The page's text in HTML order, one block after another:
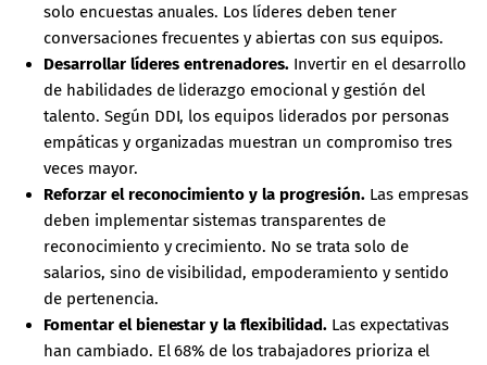
solo encuestas anuales. Los líderes deben tener
conversaciones frecuentes y abiertas con sus equipos.
Desarrollar líderes entrenadores. Invertir en el desarrollo
de habilidades de liderazgo emocional y gestión del
talento. Según DDI, los equipos liderados por personas
empáticas y organizadas muestran un compromiso tres
veces mayor.
Reforzar el reconocimiento y la progresión. Las empresas
deben implementar sistemas transparentes de
reconocimiento y crecimiento. No se trata solo de
salarios, sino de visibilidad, empoderamiento y sentido
de pertenencia.
Fomentar el bienestar y la flexibilidad.Las expectativas
han cambiado. El 68% de los trabajadores prioriza el